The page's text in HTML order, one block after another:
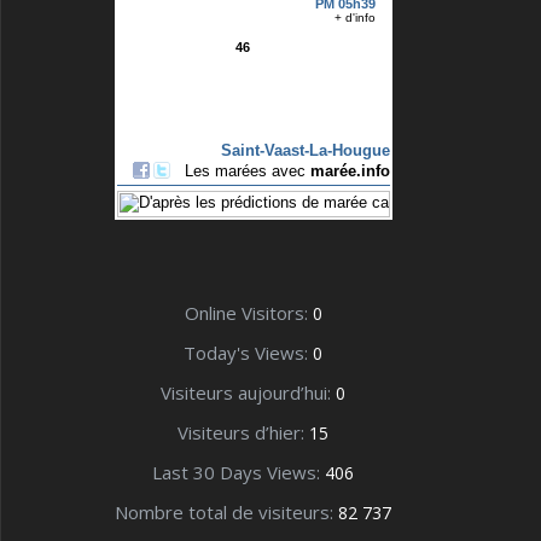
Online Visitors: 0
Today's Views: 0
Visiteurs aujourd’hui: 0
Visiteurs d’hier: 15
Last 30 Days Views: 406
Nombre total de visiteurs: 82 737